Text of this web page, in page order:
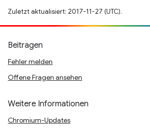
Zuletzt aktualisiert: 2017-11-27 (UTC).
Beitragen
Fehler melden
Offene Fragen ansehen
Weitere Informationen
Chromium-Updates